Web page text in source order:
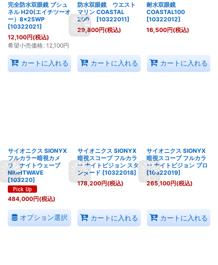
完全防水双眼鏡 ブシュ
ネル H20(エイチツーオ
ー）8×25WP
[10322021]
12,100円(税込)
希望小売価格: 12,100円
カートに入れる
防水双眼鏡 ウエスト
マリン COASTAL
200
[10322011]
29,800円(税込)
カートに入れる
耐水双眼鏡
COASTAL100
[10322012]
16,500円(税込)
カートに入れる
サイオニクス SIONYX
フルカラー暗視カメ
ラ ナイトウェーブ
NIGHTWAVE
[103220]
484,000円(税込)
オプション選択
サイオニクス SIONYX
暗視スコープ フルカラ
ー ナイトビジョン スタ
ンダード [10322018]
178,200円(税込)
カートに入れる
サイオニクス SIONYX
暗視スコープ フルカラ
ー ナイトビジョン プロ
[10322019]
265,100円(税込)
カートに入れる